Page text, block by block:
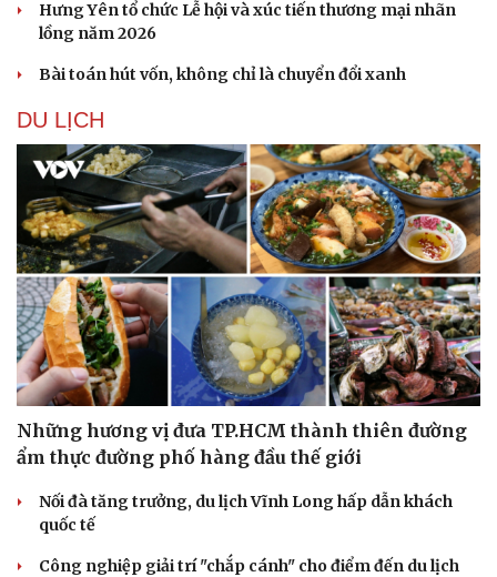
Hưng Yên tổ chức Lễ hội và xúc tiến thương mại nhãn
lồng năm 2026
Bài toán hút vốn, không chỉ là chuyển đổi xanh
DU LỊCH
Những hương vị đưa TP.HCM thành thiên đường
ẩm thực đường phố hàng đầu thế giới
Nối đà tăng trưởng, du lịch Vĩnh Long hấp dẫn khách
quốc tế
Công nghiệp giải trí "chắp cánh" cho điểm đến du lịch